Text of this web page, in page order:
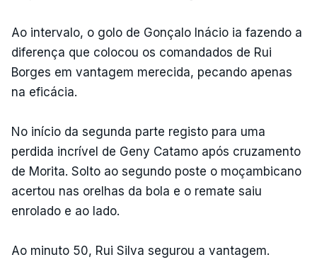
Ao intervalo, o golo de Gonçalo Inácio ia fazendo a
diferença que colocou os comandados de Rui
Borges em vantagem merecida, pecando apenas
na eficácia.
No início da segunda parte registo para uma
perdida incrível de Geny Catamo após cruzamento
de Morita. Solto ao segundo poste o moçambicano
acertou nas orelhas da bola e o remate saiu
enrolado e ao lado.
Ao minuto 50, Rui Silva segurou a vantagem.